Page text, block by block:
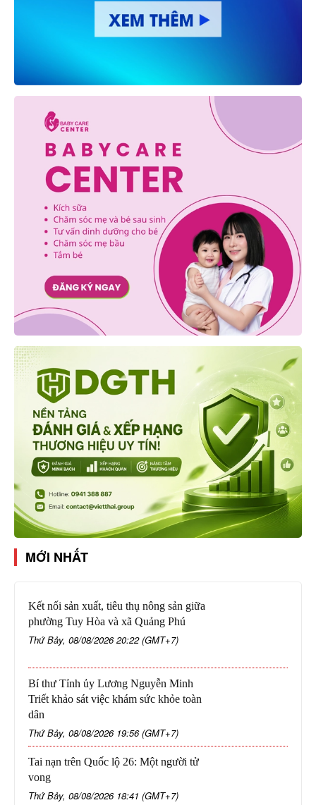
MỚI NHẤT
Kết nối sản xuất, tiêu thụ nông sản giữa
phường Tuy Hòa và xã Quảng Phú
Thứ Bảy, 08/08/2026 20:22 (GMT+7)
Bí thư Tỉnh ủy Lương Nguyễn Minh
Triết khảo sát việc khám sức khỏe toàn
dân
Thứ Bảy, 08/08/2026 19:56 (GMT+7)
Tai nạn trên Quốc lộ 26: Một người tử
vong
Thứ Bảy, 08/08/2026 18:41 (GMT+7)